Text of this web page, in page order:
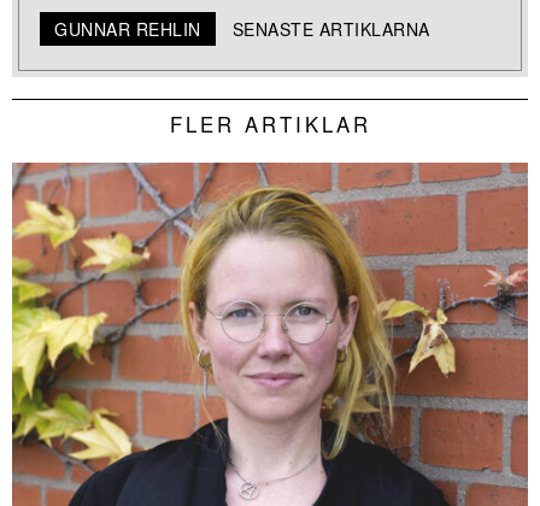
GUNNAR REHLIN SENASTE ARTIKLARNA
FLER ARTIKLAR